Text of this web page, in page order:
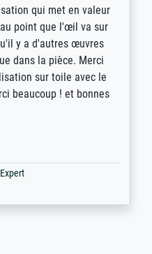
an Bildern und
durch die einzelnen
geführt, verständliche
mit Bilddarstellungen,
Fall meine guten